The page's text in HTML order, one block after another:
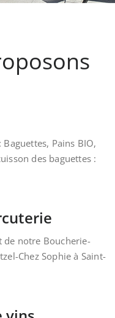
Pains BIO,
des baguettes :
de notre Boucherie-
Chez Sophie à Saint-